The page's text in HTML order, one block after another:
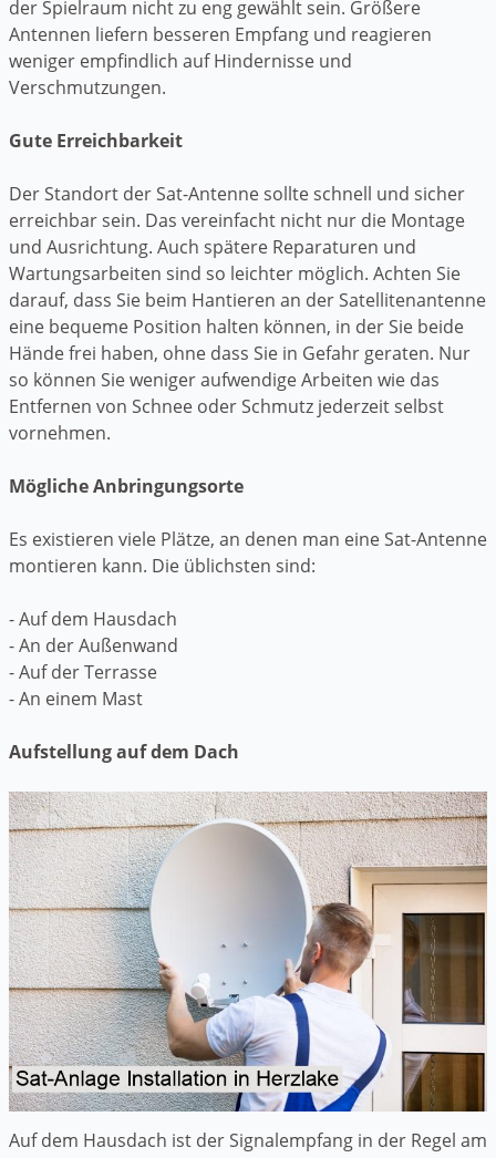
der Spielraum nicht zu eng gewählt sein. Größere
Antennen liefern besseren Empfang und reagieren
weniger empfindlich auf Hindernisse und
Verschmutzungen.
Gute Erreichbarkeit
Der Standort der Sat-Antenne sollte schnell und sicher
erreichbar sein. Das vereinfacht nicht nur die Montage
und Ausrichtung. Auch spätere Reparaturen und
Wartungsarbeiten sind so leichter möglich. Achten Sie
darauf, dass Sie beim Hantieren an der Satellitenantenne
eine bequeme Position halten können, in der Sie beide
Hände frei haben, ohne dass Sie in Gefahr geraten. Nur
so können Sie weniger aufwendige Arbeiten wie das
Entfernen von Schnee oder Schmutz jederzeit selbst
vornehmen.
Mögliche Anbringungsorte
Es existieren viele Plätze, an denen man eine Sat-Antenne
montieren kann. Die üblichsten sind:
- Auf dem Hausdach
- An der Außenwand
- Auf der Terrasse
- An einem Mast
Aufstellung auf dem Dach
Auf dem Hausdach ist der Signalempfang in der Regel am